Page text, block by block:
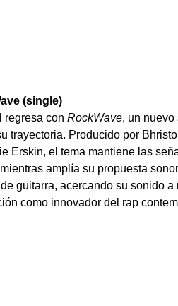
(single)
regresa con RockWave, un
trayectoria. Producido por
Erskin, el tema mantiene las
amplía su propuesta
de guitarra, acercando su sonido a
como innovador del rap